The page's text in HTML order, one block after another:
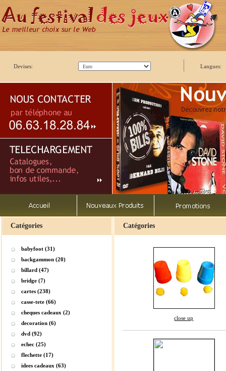
Devises: Langues:
Catégories
babyfoot (31)
backgammon (20)
billard (47)
bridge (7)
cartes (238)
casse-tete (66)
cheques cadeaux (2)
decoration (6)
dvd (92)
echec (25)
flechette (17)
idees cadeaux (63)
Catégories
close up